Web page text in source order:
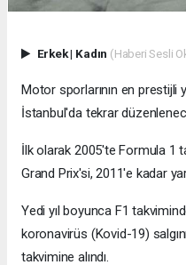
Erkek| Kadın (Haberi Sesli
Motor sporlarının en prestijli
İstanbul'da tekrar
İlk olarak 2005'te Formula 1
Grand Prix'si, 2011'e kadar
Yedi yıl boyunca F1
koronavirüs (Kovid-19)
takvimine alındı.